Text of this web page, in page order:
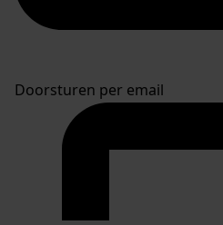
Doorsturen per email